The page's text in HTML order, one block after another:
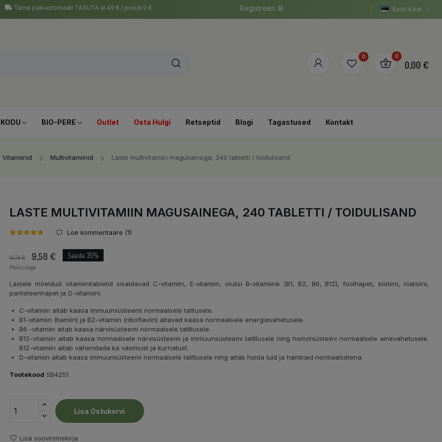
Tarne pakiautomaati TASUTA al 49 € / poodi 0 € Eesti Keel
Registreeri
0 0
0,00 €
BIO-PERE Outlet Osta Hulgi Retseptid Blogi Tagastused Kontakt
Vitamiinid Multivitamiinid Laste multivitamiin magusainega, 240 tabletti / toidulisand
LASTE MULTIVITAMIIN MAGUSAINEGA, 240 TABLETTI / TOIDULISAND
Loe kommentaare (1)
14,74 € 9,58 € Säästa 35%
Maksudega
Lastele mõeldud vitamiinitabletid sisaldavad C-vitamiin, E-vitamiin, olulisi B-vitamiine (B1, B2, B6, B12), foolhapet, biotiini, niatsiini,
pantoteenhapet ja D-vitamiini.
C-vitamiin aitab kaasa immuunsüsteemi normaalsele talitusele.
B1-vitamiin (tiamiin) ja B2-vitamiin (riboflaviin) aitavad kaasa normaalsele energiavahetusele.
B6 -vitamiin aitab kaasa närvisüsteemi normaalsele talitlusele.
B12-vitamiin aitab kaasa normaalsele närvisüsteemi ja immuunsüsteemi talitlusele ning homotsüsteiini normaalsele ainevahetusele.
B12-vitamiin aitab vähendada ka väsimust ja kurnatust.
D-vitamiin aitab kaasa immuunsüsteemi normaalsele talitlusele ning aitab hoida luid ja hambaid normaalsetena.
Tootekood SB4251
Lisa Ostukorvi
Lisa soovinimekirja